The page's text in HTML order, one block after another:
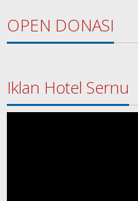
OPEN DONASI
Iklan Hotel Sernu